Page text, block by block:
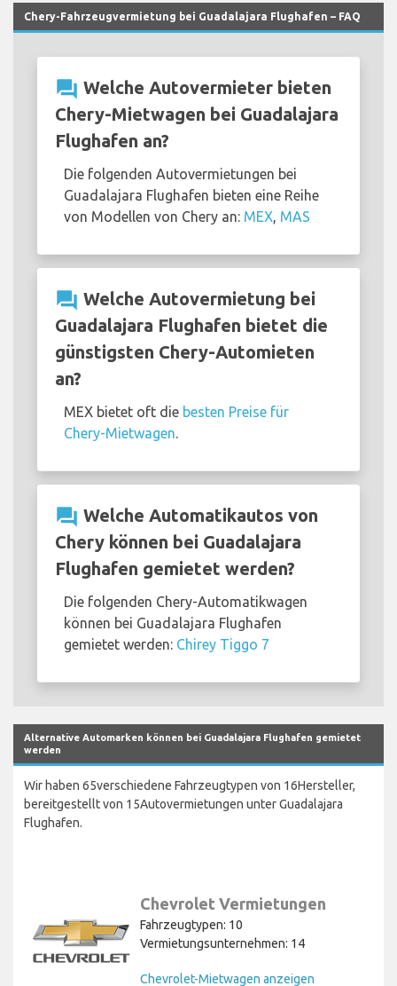
Chery-Fahrzeugvermietung bei Guadalajara Flughafen – FAQ
question_answer Welche Autovermieter bieten
Chery-Mietwagen bei Guadalajara
Flughafen an?
Die folgenden Autovermietungen bei
Guadalajara Flughafen bieten eine Reihe
von Modellen von Chery an: MEX, MAS
question_answer Welche Autovermietung bei
Guadalajara Flughafen bietet die
günstigsten Chery-Automieten
an?
MEX bietet oft die besten Preise für
Chery-Mietwagen.
question_answer Welche Automatikautos von
Chery können bei Guadalajara
Flughafen gemietet werden?
Die folgenden Chery-Automatikwagen
können bei Guadalajara Flughafen
gemietet werden: Chirey Tiggo 7
Alternative Automarken können bei Guadalajara Flughafen gemietet
werden
Wir haben 65verschiedene Fahrzeugtypen von 16Hersteller,
bereitgestellt von 15Autovermietungen unter Guadalajara
Flughafen.
Chevrolet Vermietungen
Fahrzeugtypen: 10
Vermietungsunternehmen: 14
Chevrolet-Mietwagen anzeigen